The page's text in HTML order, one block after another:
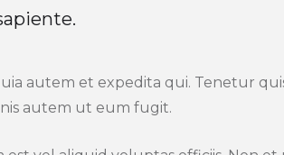
autem et expedita qui. Tenetur
autem ut eum fugit.